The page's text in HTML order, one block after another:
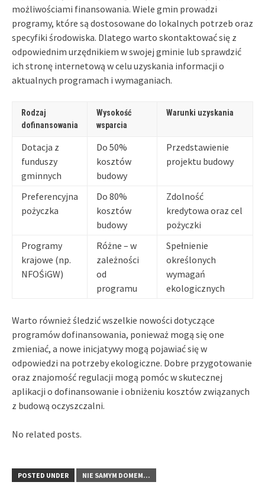
możliwościami finansowania. Wiele gmin prowadzi
programy, które są dostosowane do lokalnych potrzeb oraz
specyfiki środowiska. Dlatego warto skontaktować się z
odpowiednim urzędnikiem w swojej gminie lub sprawdzić
ich stronę internetową w celu uzyskania informacji o
aktualnych programach i wymaganiach.
Rodzaj
dofinansowania
Wysokość
wsparcia
Warunki uzyskania
Dotacja z
funduszy
gminnych
Do 50%
kosztów
budowy
Przedstawienie
projektu budowy
Preferencyjna
pożyczka
Do 80%
kosztów
budowy
Zdolność
kredytowa oraz cel
pożyczki
Programy
krajowe (np.
NFOŚiGW)
Różne – w
zależności
od
programu
Spełnienie
określonych
wymagań
ekologicznych
Warto również śledzić wszelkie nowości dotyczące
programów dofinansowania, ponieważ mogą się one
zmieniać, a nowe inicjatywy mogą pojawiać się w
odpowiedzi na potrzeby ekologiczne. Dobre przygotowanie
oraz znajomość regulacji mogą pomóc w skutecznej
aplikacji o dofinansowanie i obniżeniu kosztów związanych
z budową oczyszczalni.
No related posts.
POSTED UNDER NIE SAMYM DOMEM...